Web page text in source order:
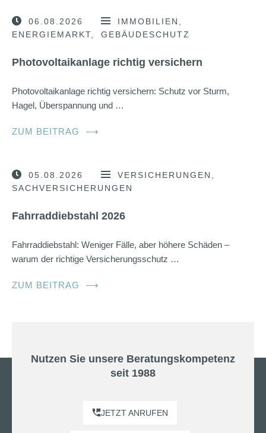
06.08.2026
IMMOBILIEN
ENERGIEMARKT
GEBÄUDESCHUTZ
Photovoltaikanlage richtig versichern
Photovoltaikanlage richtig versichern: Schutz vor Sturm,
Hagel, Überspannung und …
ZUM BEITRAG ⟶
05.08.2026
VERSICHERUNGEN
SACHVERSICHERUNGEN
Fahrraddiebstahl 2026
Fahrraddiebstahl: Weniger Fälle, aber höhere Schäden –
warum der richtige Versicherungsschutz …
ZUM BEITRAG ⟶
Nutzen Sie unsere Beratungskompetenz
seit 1988
JETZT ANRUFEN